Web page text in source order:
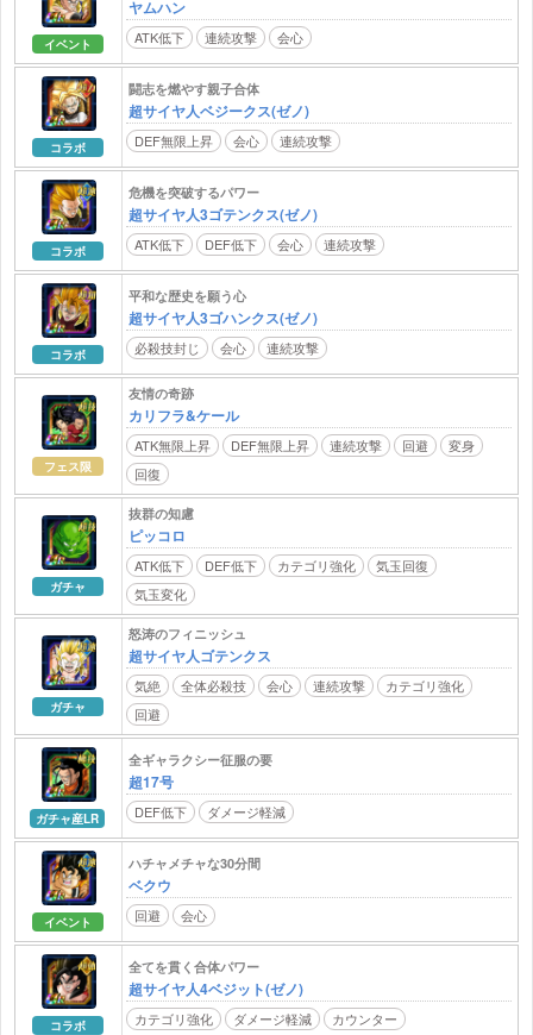
イベント
ヤムハン
ATK低下 連続攻撃 会心
コラボ
闘志を燃やす親子合体
超サイヤ人ベジークス(ゼノ)
DEF無限上昇 会心 連続攻撃
コラボ
危機を突破するパワー
超サイヤ人3ゴテンクス(ゼノ)
ATK低下 DEF低下 会心 連続攻撃
コラボ
平和な歴史を願う心
超サイヤ人3ゴハンクス(ゼノ)
必殺技封じ 会心 連続攻撃
フェス限
友情の奇跡
カリフラ&ケール
ATK無限上昇 DEF無限上昇 連続攻撃 回避
変身
回復
ガチャ
抜群の知慮
ピッコロ
ATK低下 DEF低下 カテゴリ強化
気玉回復
気玉変化
ガチャ
怒涛のフィニッシュ
超サイヤ人ゴテンクス
気絶 全体必殺技 会心 連続攻撃
カテゴリ強化
回避
ガチャ産LR
全ギャラクシー征服の要
超17号
DEF低下 ダメージ軽減
イベント
ハチャメチャな30分間
ベクウ
回避 会心
コラボ
全てを貫く合体パワー
超サイヤ人4ベジット(ゼノ)
カテゴリ強化 ダメージ軽減 カウンター